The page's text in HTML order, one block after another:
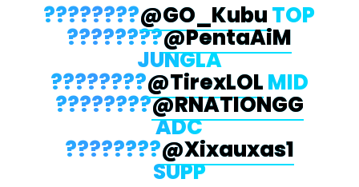
????????@GO_KubuTOP
????????@PentaAiM
JUNGLA
????????@TirexLOLMID
????????@RNATIONGG
ADC
????????@Xixauxas1
SUPP